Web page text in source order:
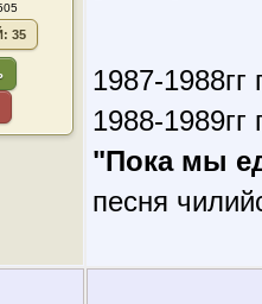
35
1987-
1988-
"Пока мы
песня